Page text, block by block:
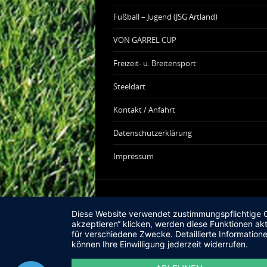
Fußball – Jugend (JSG Artland)
VON GARREL CUP
Freizeit- u. Breitensport
Steeldart
Kontakt / Anfahrt
Datenschutzerklärung
Impressum
Diese Website verwendet zustimmungspflichtige
akzeptieren“ klicken, werden diese Funktionen
für verschiedene Zwecke. Detaillierte
können Ihre Einwilligung jederzeit widerrufen.